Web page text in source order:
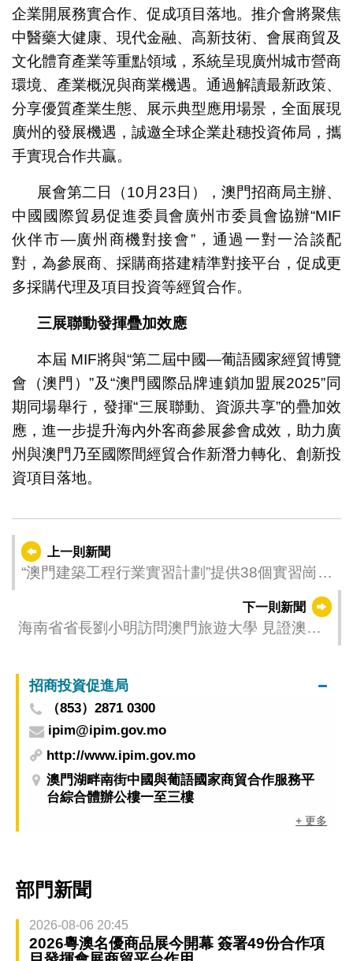
企業開展務實合作、促成項目落地。推介會將聚焦
中醫藥大健康、現代金融、高新技術、會展商貿及
文化體育產業等重點領域，系統呈現廣州城市營商
環境、產業概況與商業機遇。通過解讀最新政策、
分享優質產業生態、展示典型應用場景，全面展現
廣州的發展機遇，誠邀全球企業赴穗投資佈局，攜
手實現合作共贏。
展會第二日（10月23日），澳門招商局主辦、
中國國際貿易促進委員會廣州市委員會協辦“MIF
伙伴市—廣州商機對接會”，通過一對一洽談配
對，為參展商、採購商搭建精準對接平台，促成更
多採購代理及項目投資等經貿合作。
三展聯動發揮疊加效應
本屆 MIF將與“第二屆中國—葡語國家經貿博覽
會（澳門）”及“澳門國際品牌連鎖加盟展2025”同
期同場舉行，發揮“三展聯動、資源共享”的疊加效
應，進一步提升海內外客商參展參會成效，助力廣
州與澳門乃至國際間經貿合作新潛力轉化、創新投
資項目落地。
上一則新聞
“澳門建築工程行業實習計劃”提供38個實習崗
下一則新聞
海南省省長劉小明訪問澳門旅遊大學 見證澳旅
招商投資促進局
（853）2871 0300
ipim@ipim.gov.mo
http://www.ipim.gov.mo
澳門湖畔南街中國與葡語國家商貿合作服務平
台綜合體辦公樓一至三樓
+ 更多
部門新聞
2026-08-06 20:45
2026粵澳名優商品展今開幕 簽署49份合作項